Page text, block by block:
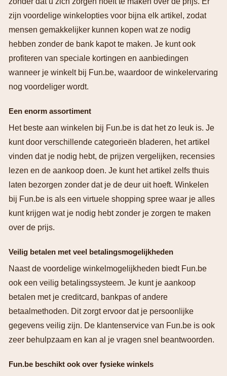
zijn voordelige winkelopties voor bijna elk artikel, zodat
mensen gemakkelijker kunnen kopen wat ze nodig
hebben zonder de bank kapot te maken. Je kunt ook
profiteren van speciale kortingen en aanbiedingen
wanneer je winkelt bij Fun.be, waardoor de winkelervaring
nog voordeliger wordt.
Een enorm assortiment
Het beste aan winkelen bij Fun.be is dat het zo leuk is. Je
kunt door verschillende categorieën bladeren, het artikel
vinden dat je nodig hebt, de prijzen vergelijken, recensies
lezen en de aankoop doen. Je kunt het artikel zelfs thuis
laten bezorgen zonder dat je de deur uit hoeft. Winkelen
bij Fun.be is als een virtuele shopping spree waar je alles
kunt krijgen wat je nodig hebt zonder je zorgen te maken
over de prijs.
Veilig betalen met veel betalingsmogelijkheden
Naast de voordelige winkelmogelijkheden biedt Fun.be
ook een veilig betalingssysteem. Je kunt je aankoop
betalen met je creditcard, bankpas of andere
betaalmethoden. Dit zorgt ervoor dat je persoonlijke
gegevens veilig zijn. De klantenservice van Fun.be is ook
zeer behulpzaam en kan al je vragen snel beantwoorden.
Fun.be beschikt ook over fysieke winkels